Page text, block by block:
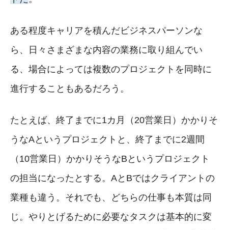
ある程度キャリアを積んだビジネスパーソンな
ら、日々さまざまな内容の業務に取り組んでい
る、場合によっては複数のプロジェクトを同時に
進行することもあるだろう。
たとえば、終了までに1カ月（20営業日）かかりそ
うなAというプロジェクトと、終了までに2週間
（10営業日）かかりそうなBというプロジェクト
の担当になったとする。AとBではクライアントの
業種も違う。それでも、どちらの仕事も本質は同
じ。やりとげるために必要なタスクは基本的に変